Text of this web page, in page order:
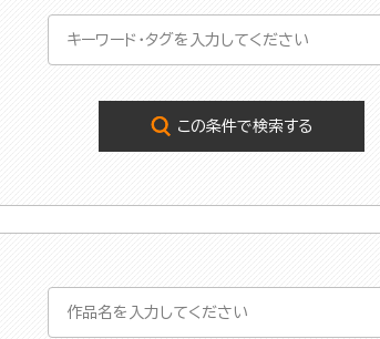
この条件で検索する